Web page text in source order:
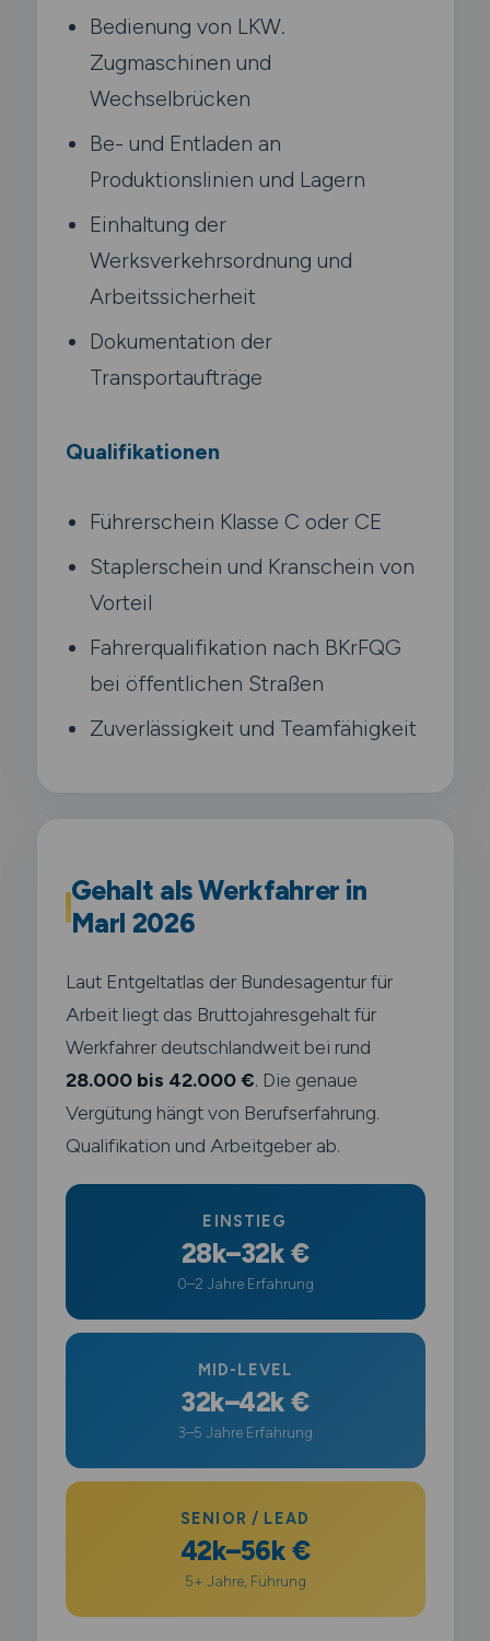
Bedienung von LKW.
Zugmaschinen und
Wechselbrücken
Be- und Entladen an
Produktionslinien und Lagern
Einhaltung der
Werksverkehrsordnung und
Arbeitssicherheit
Dokumentation der
Transportaufträge
Qualifikationen
Führerschein Klasse C oder CE
Staplerschein und Kranschein von
Vorteil
Fahrerqualifikation nach BKrFQG
bei öffentlichen Straßen
Zuverlässigkeit und Teamfähigkeit
Gehalt als Werkfahrer in
Marl 2026
Laut Entgeltatlas der Bundesagentur für
Arbeit liegt das Bruttojahresgehalt für
Werkfahrer deutschlandweit bei rund
28.000 bis 42.000 €. Die genaue
Vergütung hängt von Berufserfahrung.
Qualifikation und Arbeitgeber ab.
EINSTIEG
28k–32k €
0–2 Jahre Erfahrung
MID-LEVEL
32k–42k €
3–5 Jahre Erfahrung
SENIOR / LEAD
42k–56k €
5+ Jahre, Führung